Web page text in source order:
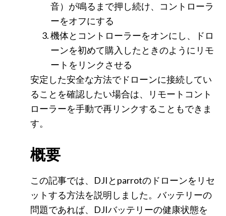
音）が鳴るまで押し続け、コントローラ
ーをオフにする
機体とコントローラーをオンにし、ドロ
ーンを初めて購入したときのようにリモ
ートをリンクさせる
安定した安全な方法でドローンに接続してい
ることを確認したい場合は、リモートコント
ローラーを手動で再リンクすることもできま
す。
概要
この記事では、DJIとparrotのドローンをリセ
ットする方法を説明しました。バッテリーの
問題であれば、DJIバッテリーの健康状態を